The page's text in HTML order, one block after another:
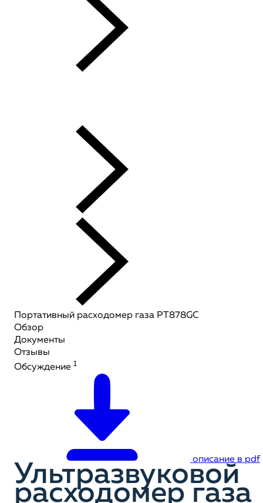
Портативный расходомер газа PT878GC
Обзор
Документы
Отзывы
Обсуждение 1
описание в pdf
Ультразвуковой
расходомер газа